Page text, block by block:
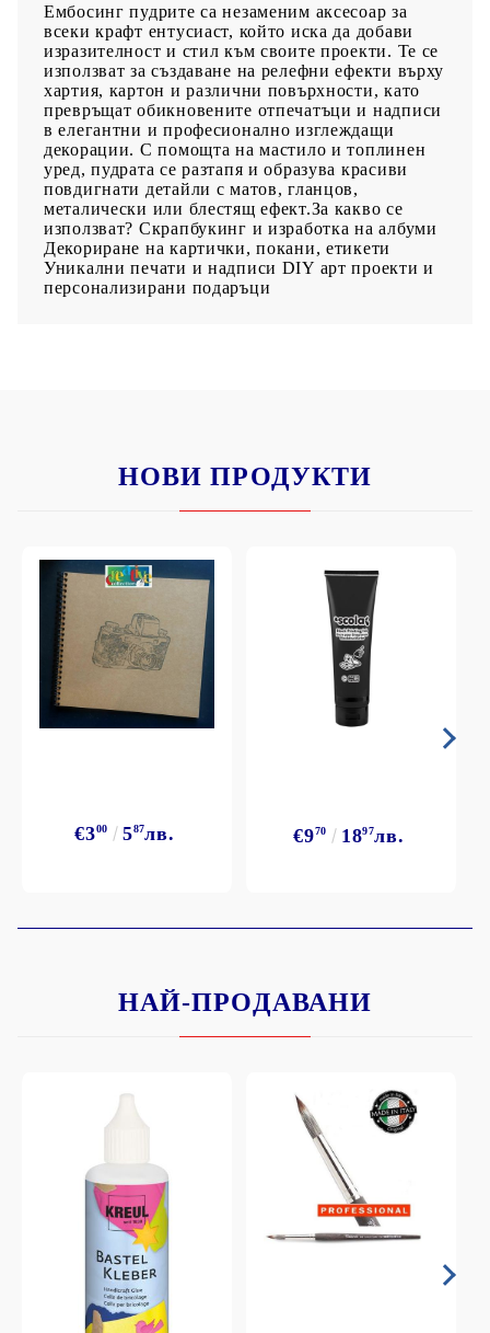
Ембосинг пудрите са незаменим аксесоар за
всеки крафт ентусиаст, който иска да добави
изразителност и стил към своите проекти. Те се
използват за създаване на релефни ефекти върху
хартия, картон и различни повърхности, като
превръщат обикновените отпечатъци и надписи
в елегантни и професионално изглеждащи
декорации. С помощта на мастило и топлинен
уред, пудрата се разтапя и образува красиви
повдигнати детайли с матов, гланцов,
металически или блестящ ефект.За какво се
използват? Скрапбукинг и изработка на албуми
Декориране на картички, покани, етикети
Уникални печати и надписи DIY арт проекти и
персонализирани подаръци
НОВИ ПРОДУКТИ
€300 587лв. €970 1897лв.
НАЙ-ПРОДАВАНИ